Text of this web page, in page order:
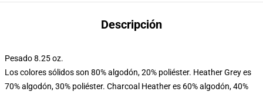
Descripción
Pesado 8.25 oz.
Los colores sólidos son 80% algodón, 20% poliéster. Heather Grey es
70% algodón, 30% poliéster. Charcoal Heather es 60% algodón, 40%